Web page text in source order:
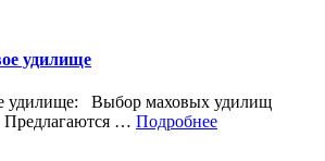
удилище
удилище: Выбор маховых удилищ
Предлагаются … Подробнее